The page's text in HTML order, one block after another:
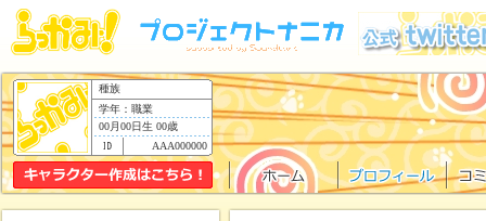
種族
学年：職業
00月00日生 00歳
AAA000000